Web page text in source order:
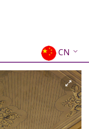
CN
EN
EL
FR